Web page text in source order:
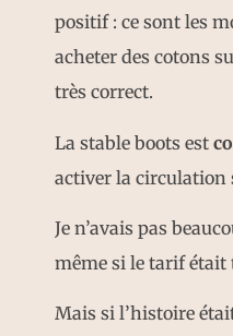
positif : ce sont les
acheter des cotons
très correct.
La stable boots est
activer la circulation
Je n’avais pas
même si le tarif était
Mais si l’histoire